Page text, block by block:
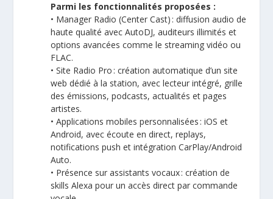
Parmi les fonctionnalités proposées :
• Manager Radio (Center Cast) : diffusion audio de
haute qualité avec AutoDJ, auditeurs illimités et
options avancées comme le streaming vidéo ou
FLAC.
• Site Radio Pro : création automatique d’un site
web dédié à la station, avec lecteur intégré, grille
des émissions, podcasts, actualités et pages
artistes.
• Applications mobiles personnalisées : iOS et
Android, avec écoute en direct, replays,
notifications push et intégration CarPlay/Android
Auto.
• Présence sur assistants vocaux : création de
skills Alexa pour un accès direct par commande